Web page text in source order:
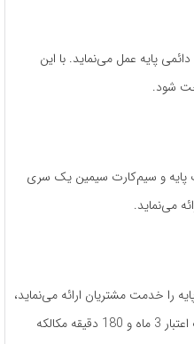
پایه عمل می‌نماید. با این
شود.
پایه و سیم‌کارت سیمین یک سری
می‌نماید.
را خدمت مشتریان ارائه می‌نماید،
بلکه 16 گیگابایت اینترنت رایگان با مدت اعتبار 3 ماه و 180 دقیقه مکالکه